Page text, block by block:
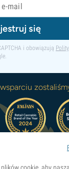
się
i obowiązują